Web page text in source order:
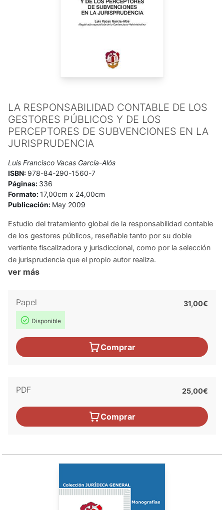
LA RESPONSABILIDAD CONTABLE DE LOS
GESTORES PÚBLICOS Y DE LOS
PERCEPTORES DE SUBVENCIONES EN LA
JURISPRUDENCIA
Luis Francisco Vacas García-Alós
ISBN: 978-84-290-1560-7
Páginas: 336
Formato:17,00cm x 24,00cm
Publicación: May 2009
Estudio del tratamiento global de la responsabilidad contable
de los gestores públicos, reseñable tanto por su doble
vertiente fiscalizadora y jurisdiccional, como por la selección
de jurisprudencia que el propio autor realiza.
ver más
Papel
Disponible
31,00€
Comprar
PDF 25,00€
Comprar